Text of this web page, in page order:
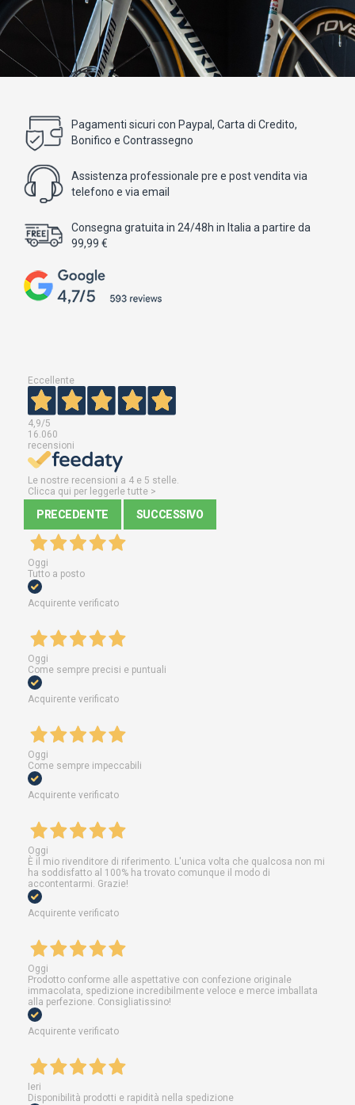
Pagamenti sicuri con Paypal, Carta di Credito,
Bonifico e Contrassegno
Assistenza professionale pre e post vendita via
telefono e via email
Consegna gratuita in 24/48h in Italia a partire da
99,99 €
Eccellente
4,9/5
16.060
recensioni
Le nostre recensioni a 4 e 5 stelle.
Clicca qui per leggerle tutte >
PRECEDENTE SUCCESSIVO
Oggi
Tutto a posto
Acquirente verificato
Oggi
Come sempre precisi e puntuali
Acquirente verificato
Oggi
Come sempre impeccabili
Acquirente verificato
Oggi
È il mio rivenditore di riferimento. L'unica volta che qualcosa non mi
ha soddisfatto al 100% ha trovato comunque il modo di
accontentarmi. Grazie!
Acquirente verificato
Oggi
Prodotto conforme alle aspettative con confezione originale
immacolata, spedizione incredibilmente veloce e merce imballata
alla perfezione. Consigliatissino!
Acquirente verificato
Ieri
Disponibilità prodotti e rapidità nella spedizione